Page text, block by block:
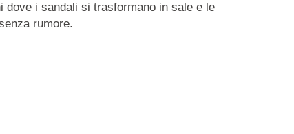
dove i sandali si trasformano in sale e le
rumore.